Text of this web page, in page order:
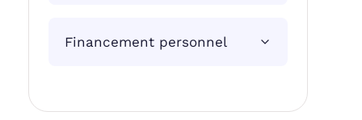
Financement personnel